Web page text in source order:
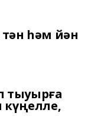
тән һәм йән
тыуырға
күңелле,